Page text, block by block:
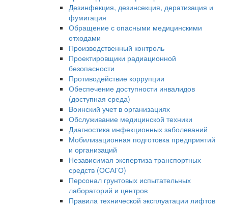
Дезинфекция, дезинсекция, дератизация и
фумигация
Обращение с опасными медицинскими
отходами
Производственный контроль
Проектировщики радиационной
безопасности
Противодействие коррупции
Обеспечение доступности инвалидов
(доступная среда)
Воинский учет в организациях
Обслуживание медицинской техники
Диагностика инфекционных заболеваний
Мобилизационная подготовка предприятий
и организаций
Независимая экспертиза транспортных
средств (ОСАГО)
Персонал грунтовых испытательных
лабораторий и центров
Правила технической эксплуатации лифтов